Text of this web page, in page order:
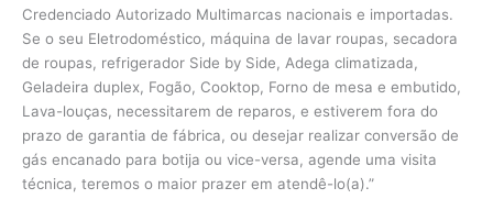
Credenciado Autorizado Multimarcas nacionais e importadas.
Se o seu Eletrodoméstico, máquina de lavar roupas, secadora
de roupas, refrigerador Side by Side, Adega climatizada,
Geladeira duplex, Fogão, Cooktop, Forno de mesa e embutido,
Lava-louças, necessitarem de reparos, e estiverem fora do
prazo de garantia de fábrica, ou desejar realizar conversão de
gás encanado para botija ou vice-versa, agende uma visita
técnica, teremos o maior prazer em atendê-lo(a).”